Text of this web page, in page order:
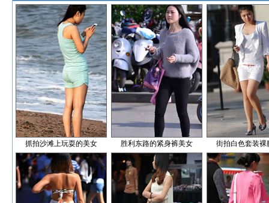
抓拍沙滩上玩耍的美女 胜利东路的紧身裤美女 街拍白色套装裸